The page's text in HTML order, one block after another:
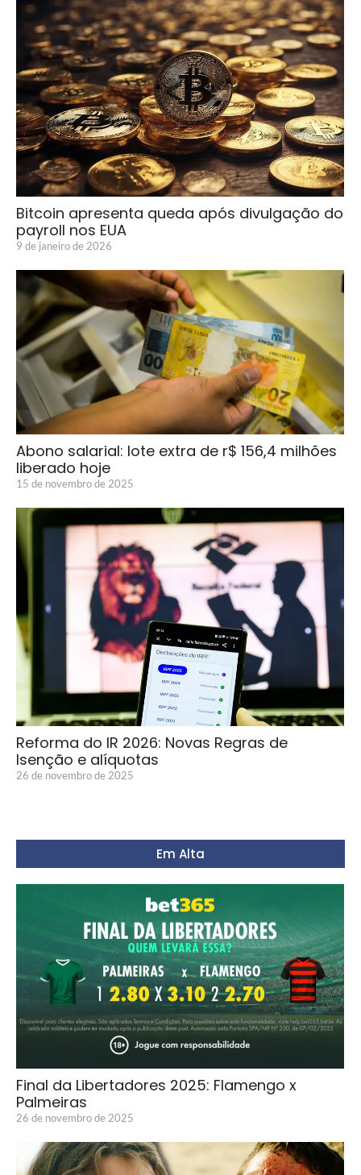
Bitcoin apresenta queda após divulgação do
payroll nos EUA
9 de janeiro de 2026
Abono salarial: lote extra de r$ 156,4 milhões
liberado hoje
15 de novembro de 2025
Reforma do IR 2026: Novas Regras de
Isenção e alíquotas
26 de novembro de 2025
Em Alta
Final da Libertadores 2025: Flamengo x
Palmeiras
26 de novembro de 2025